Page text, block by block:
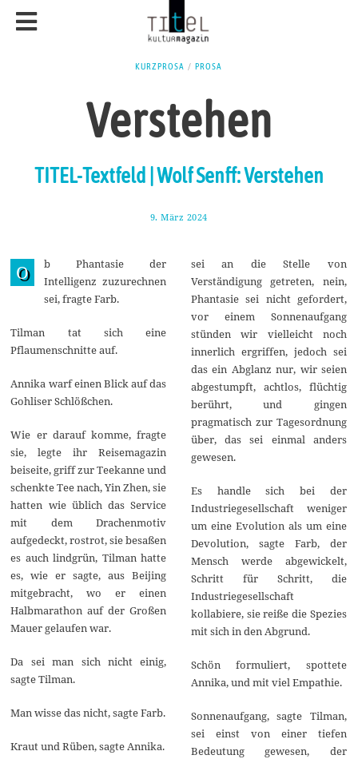
KURZPROSA / PROSA
Verstehen
TITEL-Textfeld | Wolf Senff: Verstehen
9. März 2024
z
2
0
4
O
b Phantasie der
Intelligenz zuzurechnen
sei, fragte Farb.
Tilman tat sich eine
Pflaumenschnitte auf.
Annika warf einen Blick auf das
Gohliser Schlößchen.
Wie er darauf komme, fragte
sie, legte ihr Reisemagazin
beiseite, griff zur Teekanne und
schenkte Tee nach, Yin Zhen, sie
hatten wie üblich das Service
mit dem Drachenmotiv
aufgedeckt, rostrot, sie besaßen
es auch lindgrün, Tilman hatte
es, wie er sagte, aus Beijing
mitgebracht, wo er einen
Halbmarathon auf der Großen
Mauer gelaufen war.
Da sei man sich nicht einig,
sagte Tilman.
Man wisse das nicht, sagte Farb.
Kraut und Rüben, sagte Annika.
sei an die Stelle von
Verständigung getreten, nein,
Phantasie sei nicht gefordert,
vor einem Sonnenaufgang
stünden wir vielleicht noch
innerlich ergriffen, jedoch sei
das ein Abglanz nur, wir seien
abgestumpft, achtlos, flüchtig
berührt, und gingen
pragmatisch zur Tagesordnung
über, das sei einmal anders
gewesen.
Es handle sich bei der
Industriegesellschaft weniger
um eine Evolution als um eine
Devolution, sagte Farb, der
Mensch werde abgewickelt,
Schritt für Schritt, die
Industriegesellschaft
kollabiere, sie reiße die Spezies
mit sich in den Abgrund.
Schön formuliert, spottete
Annika, und mit viel Empathie.
Sonnenaufgang, sagte Tilman,
sei einst von einer tiefen
Bedeutung gewesen, der